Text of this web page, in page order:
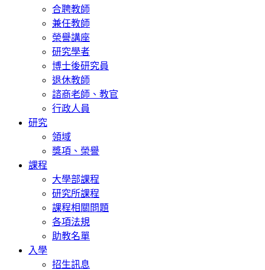
合聘教師
兼任教師
榮譽講座
研究學者
博士後研究員
退休教師
諮商老師、教官
行政人員
研究
領域
獎項、榮譽
課程
大學部課程
研究所課程
課程相關問題
各項法規
助教名單
入學
招生訊息